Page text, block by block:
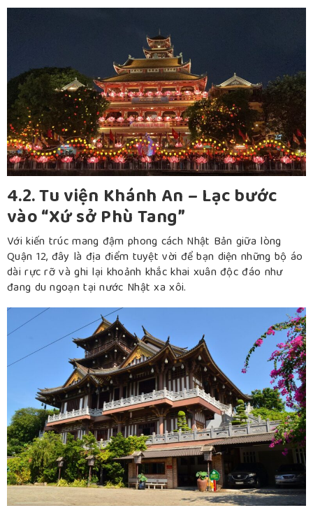
4.2. Tu viện Khánh An – Lạc bước
vào “Xứ sở Phù Tang”
Với kiến trúc mang đậm phong cách Nhật Bản giữa lòng
Quận 12, đây là địa điểm tuyệt vời để bạn diện những bộ áo
dài rực rỡ và ghi lại khoảnh khắc khai xuân độc đáo như
đang du ngoạn tại nước Nhật xa xôi.